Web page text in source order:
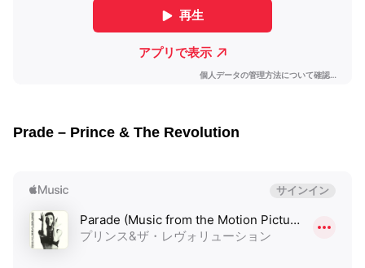
Prade – Prince & The Revolution